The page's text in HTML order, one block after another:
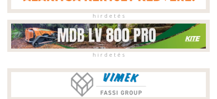
h i r d e t é s
h i r d e t é s